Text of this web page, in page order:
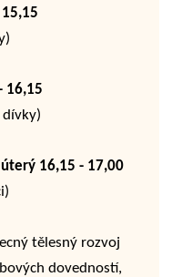
16,15
dívky)
16,15 - 17,00
tělesný rozvoj
dovedností,